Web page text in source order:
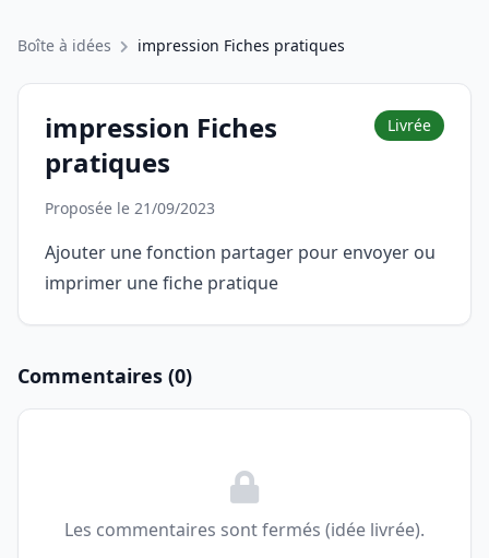
Boîte à idées impression Fiches pratiques
impression Fiches
pratiques
Livrée
Proposée le 21/09/2023
Ajouter une fonction partager pour envoyer ou
imprimer une fiche pratique
Commentaires (0)
Les commentaires sont fermés (idée livrée).